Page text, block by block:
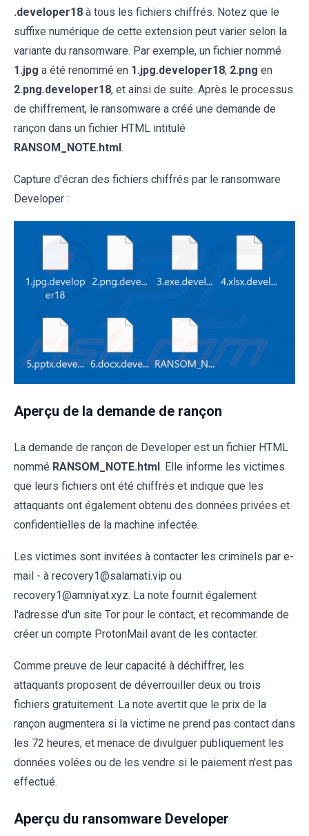
.developer18 à tous les fichiers chiffrés. Notez que le
suffixe numérique de cette extension peut varier selon la
variante du ransomware. Par exemple, un fichier nommé
1.jpg a été renommé en 1.jpg.developer18, 2.png en
2.png.developer18, et ainsi de suite. Après le processus
de chiffrement, le ransomware a créé une demande de
rançon dans un fichier HTML intitulé
RANSOM_NOTE.html.
Capture d'écran des fichiers chiffrés par le ransomware
Developer :
Aperçu de la demande de rançon
La demande de rançon de Developer est un fichier HTML
nommé RANSOM_NOTE.html. Elle informe les victimes
que leurs fichiers ont été chiffrés et indique que les
attaquants ont également obtenu des données privées et
confidentielles de la machine infectée.
Les victimes sont invitées à contacter les criminels par e-
mail - à recovery1@salamati.vip ou
recovery1@amniyat.xyz. La note fournit également
l'adresse d'un site Tor pour le contact, et recommande de
créer un compte ProtonMail avant de les contacter.
Comme preuve de leur capacité à déchiffrer, les
attaquants proposent de déverrouiller deux ou trois
fichiers gratuitement. La note avertit que le prix de la
rançon augmentera si la victime ne prend pas contact dans
les 72 heures, et menace de divulguer publiquement les
données volées ou de les vendre si le paiement n'est pas
effectué.
Aperçu du ransomware Developer